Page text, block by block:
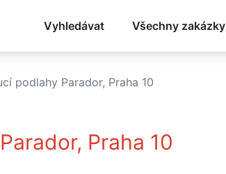
Vyhledávat Všechny zakázky
podlahy Parador, Praha 10
Praha 10